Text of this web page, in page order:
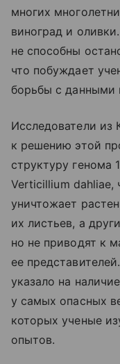
многих
виноград и
не способны
что побуждает
борьбы с данными
Исследователи из
к решению этой
структуру генома
Verticillium dahliae,
уничтожает
их листьев, а
но не приводят к
ее
указало на
у самых опасных
которых ученые
опытов.